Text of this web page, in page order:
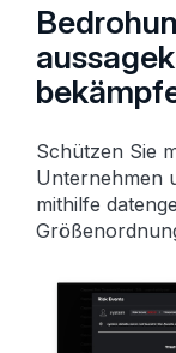
Schützen Sie
Unternehmen
mithilfe